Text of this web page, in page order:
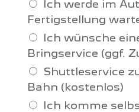
Ich werde im
Fertigstellung
Ich wünsche
Bringservice (ggf.
Shuttleservice
Bahn (kostenlos)
Ich komme